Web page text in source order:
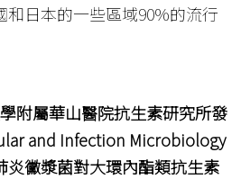
和日本的一些區域90%的流行
附屬華山醫院抗生素研究所發
and Infection Microbiology
炎黴漿菌對大環內酯類抗生素